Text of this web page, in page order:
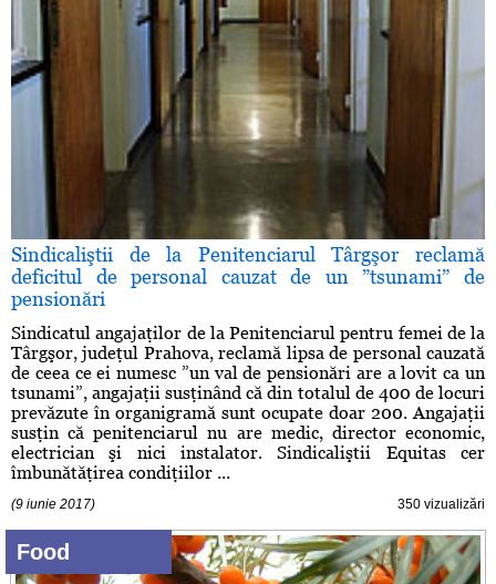
Sindicaliştii de la Penitenciarul Târgşor reclamă
deficitul de personal cauzat de un ”tsunami” de
pensionări
Sindicatul angajaţilor de la Penitenciarul pentru femei de la
Târgşor, judeţul Prahova, reclamă lipsa de personal cauzată
de ceea ce ei numesc ”un val de pensionări are a lovit ca un
tsunami”, angajaţii susţinând că din totalul de 400 de locuri
prevăzute în organigramă sunt ocupate doar 200. Angajaţii
susţin că penitenciarul nu are medic, director economic,
electrician şi nici instalator. Sindicaliştii Equitas cer
îmbunătăţirea condiţiilor ...
(9 iunie 2017) 350 vizualizări
Food